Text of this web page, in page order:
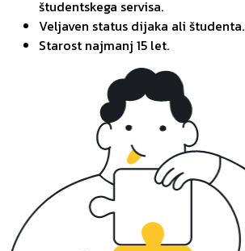
študentskega servisa.
Veljaven status dijaka ali študenta.
Starost najmanj 15 let.